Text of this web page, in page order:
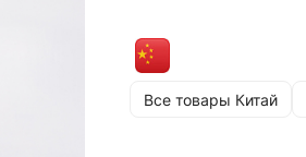
Все товары Китай